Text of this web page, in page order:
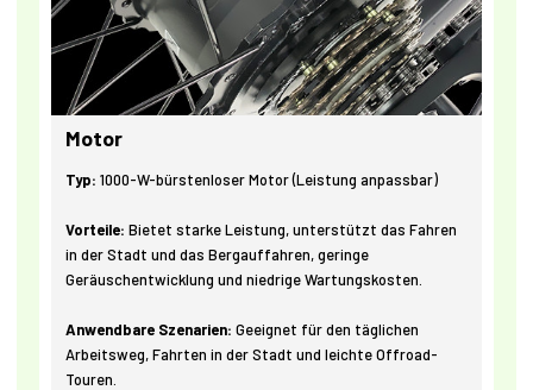
Motor
Typ:1000-W-bürstenloser Motor (Leistung anpassbar)
Vorteile: Bietet starke Leistung, unterstützt das Fahren
in der Stadt und das Bergauffahren, geringe
Geräuschentwicklung und niedrige Wartungskosten.
Anwendbare Szenarien:Geeignet für den täglichen
Arbeitsweg, Fahrten in der Stadt und leichte Offroad-
Touren.